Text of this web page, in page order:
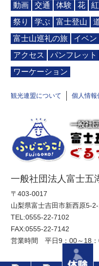
動画 交通 体験 花
祭り
学ぶ 富士登山
富士山巡礼の旅
イベン
アクセス
パンフレット
ワーケーション
観光連盟について 個人情報
一般社団法人富士五
〒403-0017
山梨県富士吉田市新西原5-
TEL:0555-22-7102
FAX:0555-22-7142
営業時間 平日9：00～18